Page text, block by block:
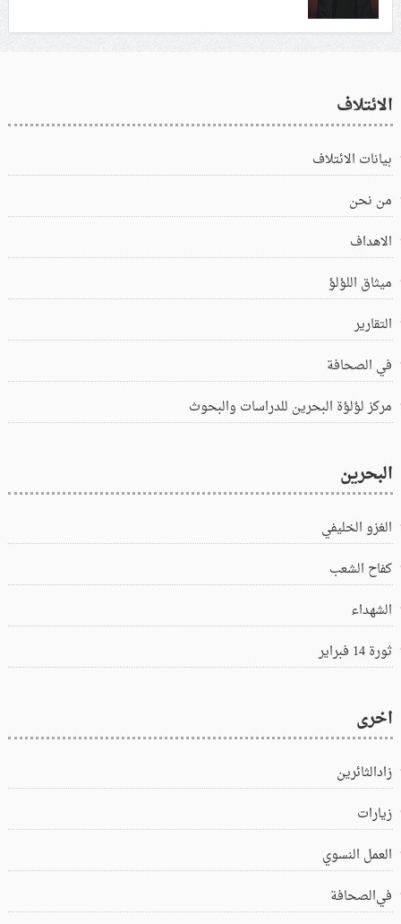
الائتلاف
بيانات الائتلاف
من نحن
الاهداف
ميثاق اللؤلؤ
التقارير
في الصحافة
مركز لؤلؤة البحرين للدراسات والبحوث
البحرين
الغزو الخليفي
كفاح الشعب
الشهداء
ثورة 14 فبراير
اخرى
زادالثائرين
زيارات
العمل النسوي
في‌الصحافة